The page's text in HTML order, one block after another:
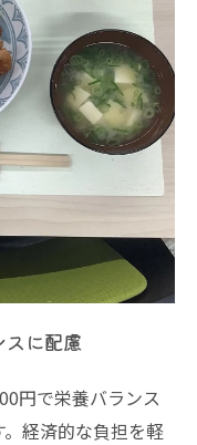
に配慮
円で栄養バランス
経済的な負担を軽